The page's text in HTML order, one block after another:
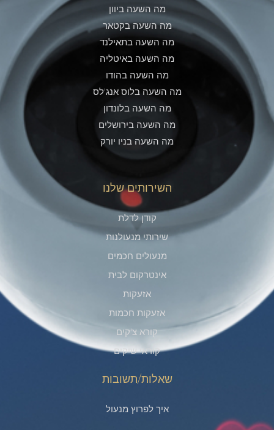
מה השעה ביוון
מה השעה בקטאר
מה השעה בתאילנד
מה השעה באיטליה
מה השעה בהודו
מה השעה בלוס אנג'לס
מה השעה בלונדון
מה השעה בירושלים
מה השעה בניו יורק
השירותים שלנו
קודן לדלת
שירותי מנעולנות
מנעולים חכמים
אינטרקום לבית
אזעקות
אזעקות חכמות
קורא צ'קים​
קוראי שיקים
שאלות/תשובות
איך לפרוץ מנעול